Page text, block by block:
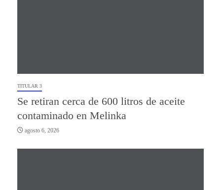
TITULAR 3
Se retiran cerca de 600 litros de aceite
contaminado en Melinka
agosto 6, 2026